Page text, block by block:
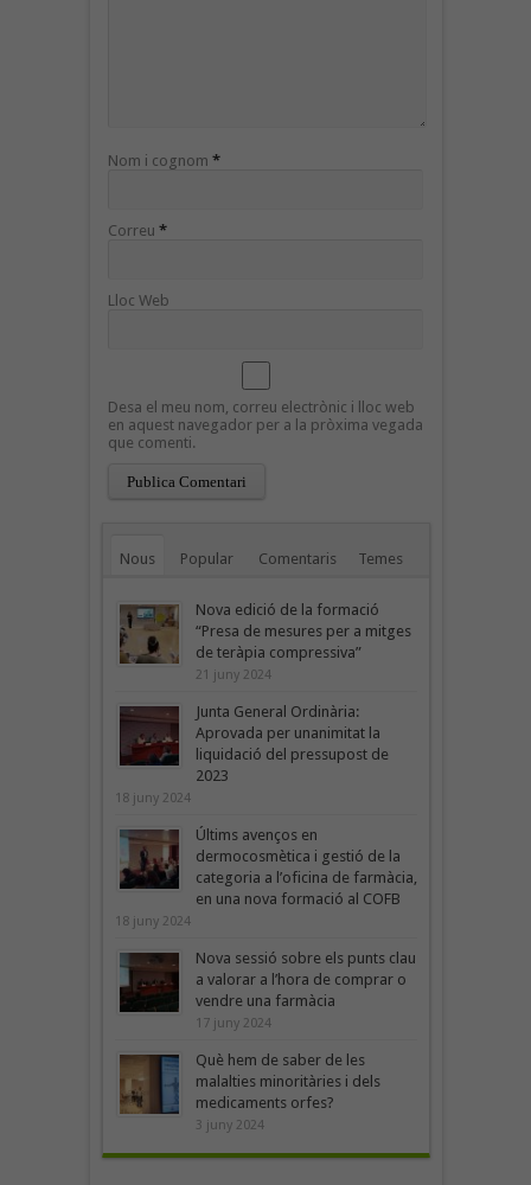
Nom i cognom *
Correu *
Lloc Web
Desa el meu nom, correu electrònic i lloc web
en aquest navegador per a la pròxima vegada
que comenti.
Nous Popular Comentaris Temes
Nova edició de la formació
“Presa de mesures per a mitges
de teràpia compressiva”
21 juny 2024
Junta General Ordinària:
Aprovada per unanimitat la
liquidació del pressupost de
2023
18 juny 2024
Últims avenços en
dermocosmètica i gestió de la
categoria a l’oficina de farmàcia,
en una nova formació al COFB
18 juny 2024
Nova sessió sobre els punts clau
a valorar a l’hora de comprar o
vendre una farmàcia
17 juny 2024
Què hem de saber de les
malalties minoritàries i dels
medicaments orfes?
3 juny 2024